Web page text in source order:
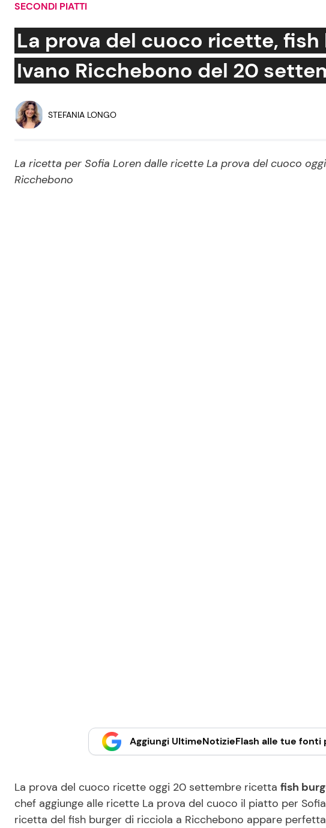
Social News
News dal mondo
Benessere
SECONDI PIATTI
La prova del cuoco ricette,
Ivano Ricchebono del 20
STEFANIA LONGO
La ricetta per Sofia Loren dalle ricette La prova del cuoco
Ricchebono
Aggiungi UltimeNotizieFlash alle tue fonti
La prova del cuoco ricette oggi 20 settembre ricetta fish
chef aggiunge alle ricette La prova del cuoco il piatto per
ricetta del fish burger di ricciola a Ricchebono appare